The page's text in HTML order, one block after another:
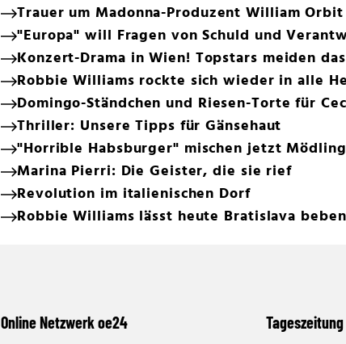
Trauer um Madonna-Produzent William
"Europa" will Fragen von Schuld und
Konzert-Drama in Wien! Topstars meiden
Robbie Williams rockte sich wieder in alle
Domingo-Ständchen und Riesen-Torte für
Thriller: Unsere Tipps für Gänsehaut
"Horrible Habsburger" mischen jetzt
Marina Pierri: Die Geister, die sie rief
Revolution im italienischen Dorf
Robbie Williams lässt heute Bratislava
Online Netzwerk oe24 Tageszeitung